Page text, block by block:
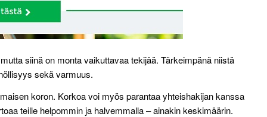
siinä on monta vaikuttavaa tekijää. Tärkeimpänä niistä
sekä varmuus.
koron. Korkoa voi myös parantaa yhteishakijan kanssa
teille helpommin ja halvemmalla – ainakin keskimäärin.